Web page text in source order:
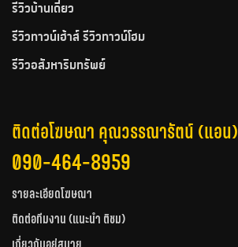
รีวิวบ้านเดี่ยว
รีวิวทาวน์เฮ้าส์ รีวิวทาวน์โฮม
รีวิวอสังหาริมทรัพย์
ติดต่อโฆษณา คุณวรรณารัตน์ (แอน)
090-464-8959
รายละเอียดโฆษณา
ติดต่อทีมงาน (แนะนำ ติชม)